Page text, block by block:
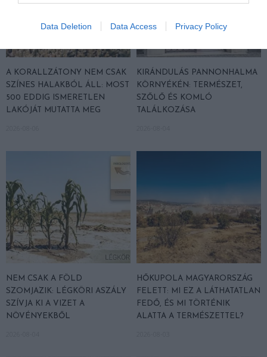
Data Deletion Data Access Privacy Policy
A KORALLZÁTONY NEM CSAK
SZÍNES HALAKBÓL ÁLL: MOST
500 EDDIG ISMERETLEN
LAKÓJÁT MUTATTA MEG
KIRÁNDULÁS PANNONHALMA
KÖRNYÉKÉN: TERMÉSZET,
SZŐLŐ ÉS KOMLÓ
TALÁLKOZÁSA
NEM CSAK A FÖLD
SZOMJAZIK: LÉGKÖRI ASZÁLY
SZÍVJA KI A VIZET A
NÖVÉNYEKBŐL
HŐKUPOLA MAGYARORSZÁG
FELETT: MI EZ A LÁTHATATLAN
FEDŐ, ÉS MI TÖRTÉNIK
ALATTA A TERMÉSZETTEL?